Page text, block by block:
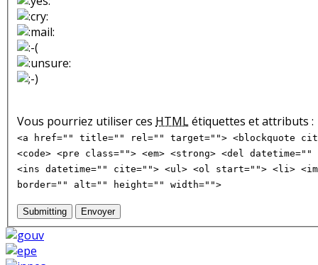
Vous pourriez utiliser ces HTMLétiquettes et attributs :
<a href="" title="" rel="" target=""> <blockquote
<code> <pre class=""> <em> <strong> <del
<ins datetime="" cite=""> <ul> <ol start=""> <li>
border="" alt="" height="" width="">
Submitting Envoyer